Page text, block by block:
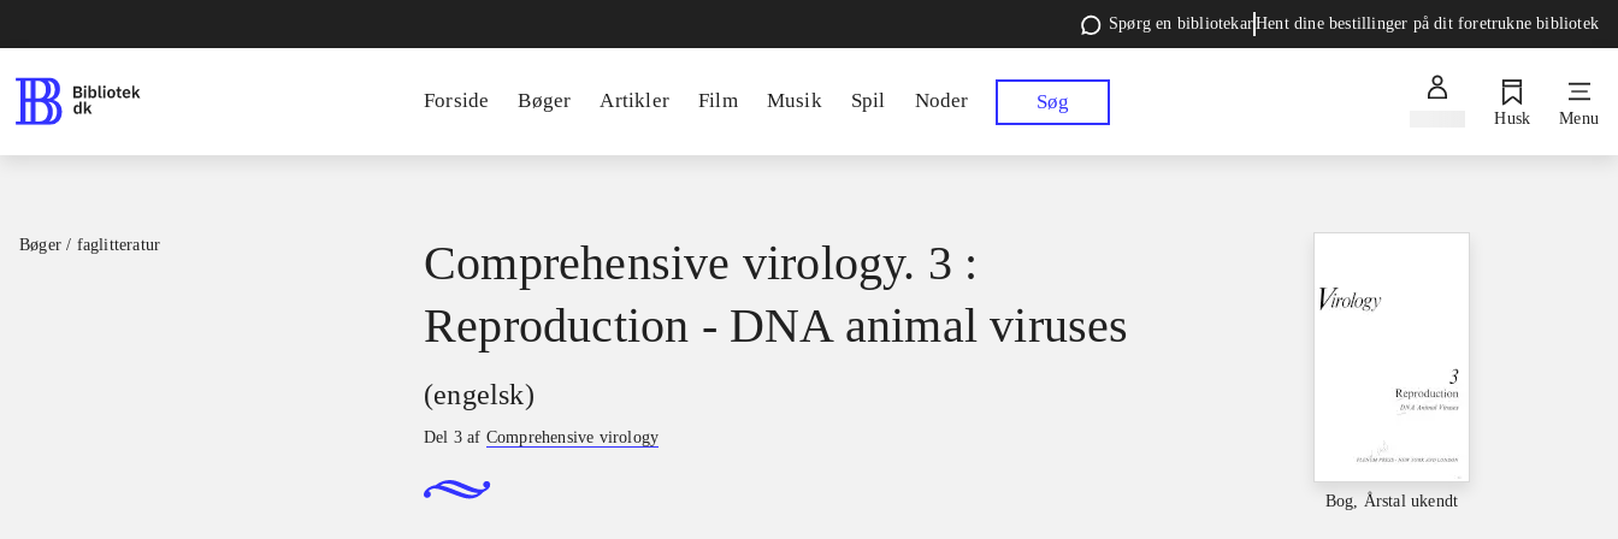
Spørg en bibliotekarHent dine bestillinger på dit foretrukne bibliotek
Forside Bøger Artikler Film Musik Spil Noder Søg
Husk Menu
Bøger / faglitteratur
Bog, Årstal ukendt
Comprehensive virology. 3 :
Reproduction - DNA animal viruses
(engelsk)
Del 3 af Comprehensive virology